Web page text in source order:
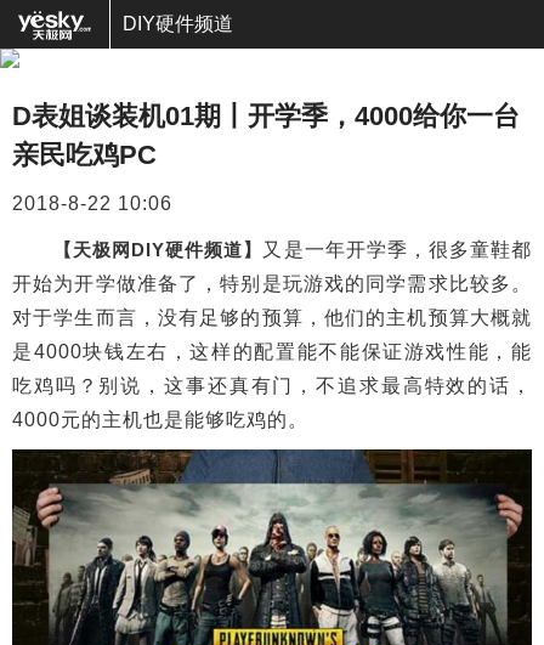
DIY硬件频道
D表姐谈装机01期丨开学季，4000给你一台
亲民吃鸡PC
2018-8-22 10:06
【天极网DIY硬件频道】 又是一年开学季，很多童鞋都
开始为开学做准备了，特别是玩游戏的同学需求比较多。
对于学生而言，没有足够的预算，他们的主机预算大概就
是4000块钱左右，这样的配置能不能保证游戏性能，能
吃鸡吗？别说，这事还真有门，不追求最高特效的话，
4000元的主机也是能够吃鸡的。